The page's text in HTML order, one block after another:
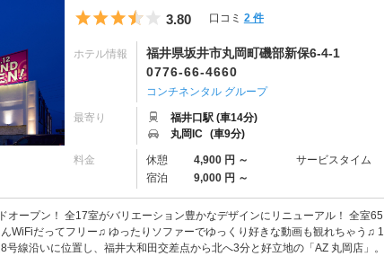
5つ星のうち3.5
3.80 口コミ 2 件
ホテル情報
福井県坂井市丸岡町磯部新保6-4-1
0776-66-4660
コンチネンタル グループ
最寄り
福井口駅 (車14分)
丸岡IC (車9分)
料金 休憩 4,900 円 ～ サービスタイム
宿泊
9,000 円 ～
ープン！ 全17室がバリエーション豊かなデザインにリニューアル！ 全室
WiFiだってフリー♫ ゆったりソファーでゆっくり好きな動画も観れちゃう♫
号線沿いに位置し、福井大和田交差点から北へ3分と好立地の「AZ 丸岡店」